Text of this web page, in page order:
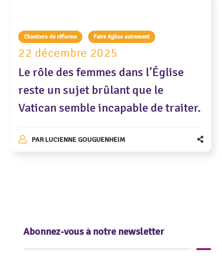
Chantiers de réforme Faire église autrement
22 décembre 2025
Le rôle des femmes dans l’Église
reste un sujet brûlant que le
Vatican semble incapable de traiter.
PARLUCIENNE GOUGUENHEIM
Abonnez-vous à notre newsletter